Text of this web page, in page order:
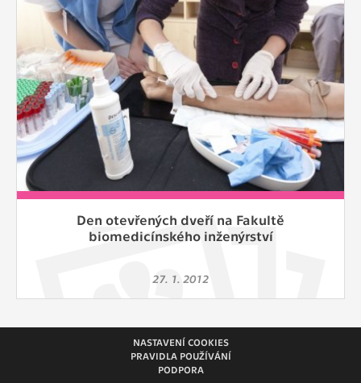
Den otevřených dveří na Fakultě
biomedicínského inženýrství
27. 1. 2012
NASTAVENÍ COOKIES
PRAVIDLA POUŽÍVÁNÍ
PODPORA